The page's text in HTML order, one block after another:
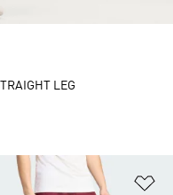
alla lista dei desideri
LEG